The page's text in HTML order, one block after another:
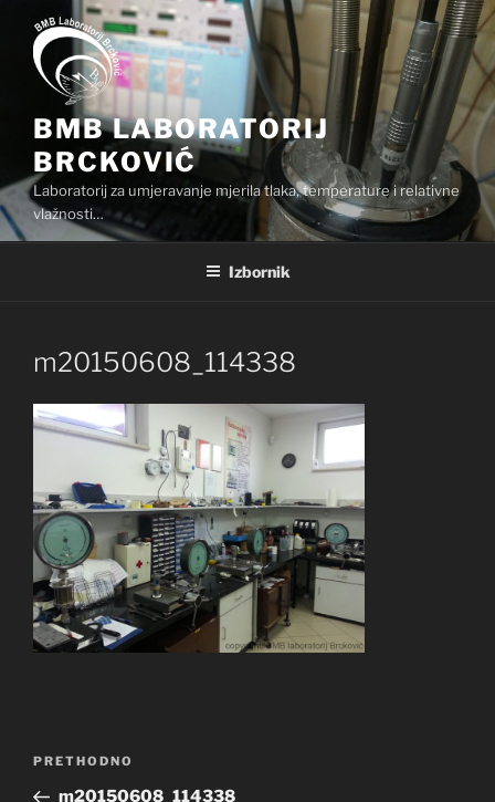
Preskoči
sadržaj
BMB LABORATORIJ
BRCKOVIĆ
Laboratorij za umjeravanje mjerila tlaka, temperature i relativne
vlažnosti…
Izbornik
m20150608_114338
Navigacija
Prethodna
objava
PRETHODNO
m20150608_114338